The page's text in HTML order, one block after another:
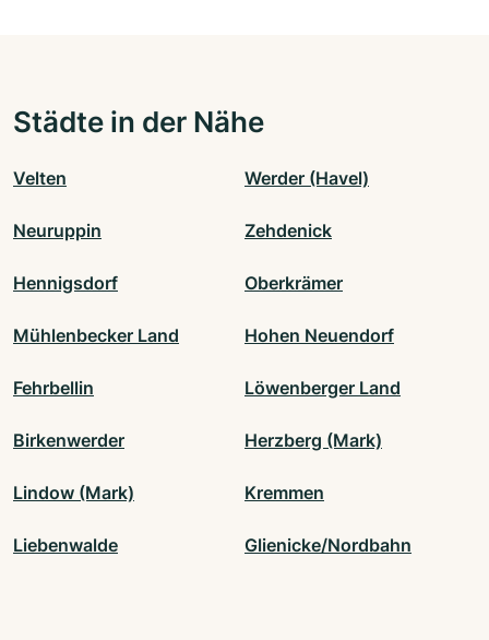
Städte in der Nähe
Velten Werder (Havel)
Neuruppin Zehdenick
Hennigsdorf Oberkrämer
Mühlenbecker Land Hohen Neuendorf
Fehrbellin Löwenberger Land
Birkenwerder Herzberg (Mark)
Lindow (Mark) Kremmen
Liebenwalde Glienicke/Nordbahn